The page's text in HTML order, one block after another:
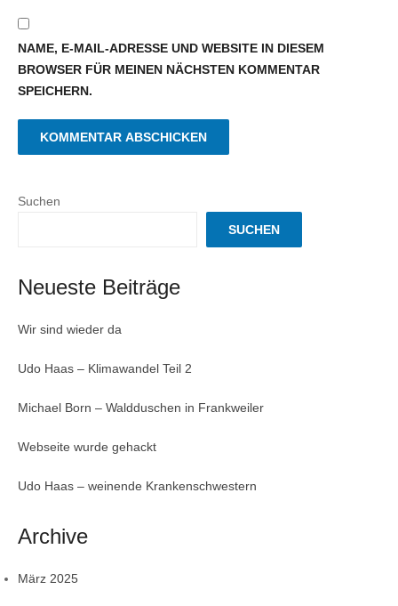
NAME, E-MAIL-ADRESSE UND WEBSITE IN DIESEM
BROWSER FÜR MEINEN NÄCHSTEN KOMMENTAR
SPEICHERN.
Suchen
SUCHEN
Neueste Beiträge
Wir sind wieder da
Udo Haas – Klimawandel Teil 2
Michael Born – Waldduschen in Frankweiler
Webseite wurde gehackt
Udo Haas – weinende Krankenschwestern
Archive
März 2025